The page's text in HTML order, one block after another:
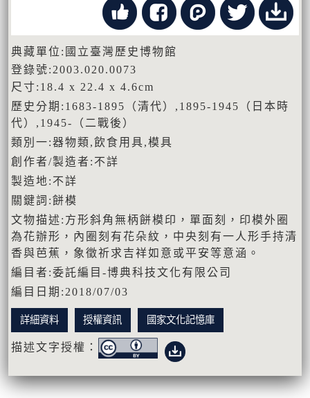
典藏單位:國立臺灣歷史博物館
登錄號:2003.020.0073
尺寸:18.4 x 22.4 x 4.6cm
歷史分期:1683-1895（清代）,1895-1945（日本時
代）,1945-（二戰後）
類別一:器物類,飲食用具,模具
創作者/製造者:不詳
製造地:不詳
關鍵詞:餅模
文物描述:方形斜角無柄餅模印，單面刻，印模外圈
為花辦形，內圈刻有花朵紋，中央刻有一人形手持清
香與芭蕉，象徵祈求吉祥如意或平安等意涵。
編目者:委託編目-博典科技文化有限公司
編目日期:2018/07/03
詳細資料 授權資訊 國家文化記憶庫
描述文字授權：